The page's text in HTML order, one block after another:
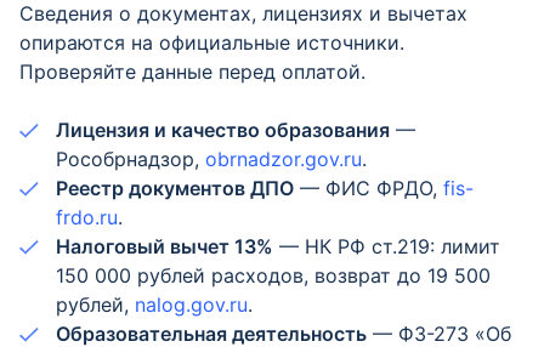
Сведения о документах, лицензиях и вычетах
опираются на официальные источники.
Проверяйте данные перед оплатой.
Лицензия и качество образования —
Рособрнадзор, obrnadzor.gov.ru.
Реестр документов ДПО — ФИС ФРДО, fis-
frdo.ru.
Налоговый вычет 13% — НК РФ ст.219: лимит
150 000 рублей расходов, возврат до 19 500
рублей, nalog.gov.ru.
Образовательная деятельность — ФЗ-273 «Об